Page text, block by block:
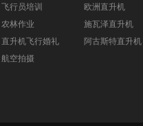
飞行员培训
农林作业
直升机飞行婚礼
航空拍摄
欧洲直升机
施瓦泽直升机
阿古斯特直升机